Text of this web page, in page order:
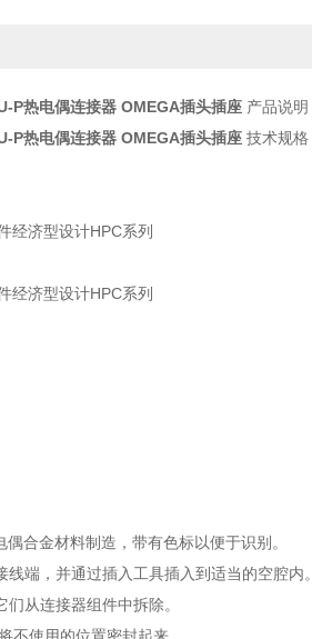
P热电偶连接器 OMEGA插头插座 产品说明
P热电偶连接器 OMEGA插头插座 技术规格
经济型设计HPC系列
经济型设计HPC系列
合金材料制造，带有色标以便于识别。
端，并通过插入工具插入到适当的空腔内。
从连接器组件中拆除。